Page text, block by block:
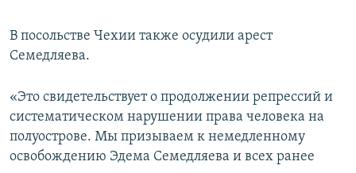
В посольстве Чехии также осудили арест
Семедляева.
«Это свидетельствует о продолжении репрессий и
систематическом нарушении права человека на
полуострове. Мы призываем к немедленному
освобождению Эдема Семедляева и всех ранее